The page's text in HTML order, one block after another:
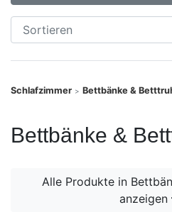
Schlafzimmer > Bettbänke &
Bettbänke &
Alle Produkte in
anzeigen
Schnell
lieferbar
SALE
Möbel-